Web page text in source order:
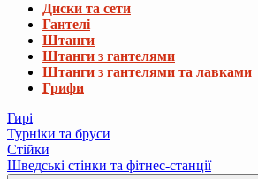
Диски та сети
Гантелі
Штанги
Штанги з гантелями
Штанги з гантелями та лавками
Грифи
Гирі
Турніки та бруси
Стійки
Шведські стінки та фітнес-станції